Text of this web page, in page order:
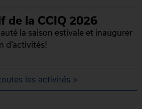
de la CCIQ 2026
la saison estivale et inaugurer
d’activités!
les activités >